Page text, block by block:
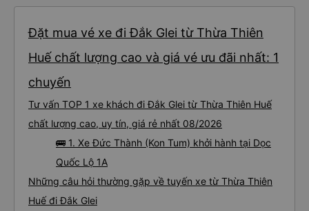
Đặt mua vé xe đi Đắk Glei từ Thừa Thiên
Huế chất lượng cao và giá vé ưu đãi nhất: 1
chuyến
Tư vấn TOP 1 xe khách đi Đắk Glei từ Thừa Thiên Huế
chất lượng cao, uy tín, giá rẻ nhất 08/2026
🚌 1. Xe Đức Thành (Kon Tum) khởi hành tại Dọc
Quốc Lộ 1A
Những câu hỏi thường gặp về tuyến xe từ Thừa Thiên
Huế đi Đắk Glei